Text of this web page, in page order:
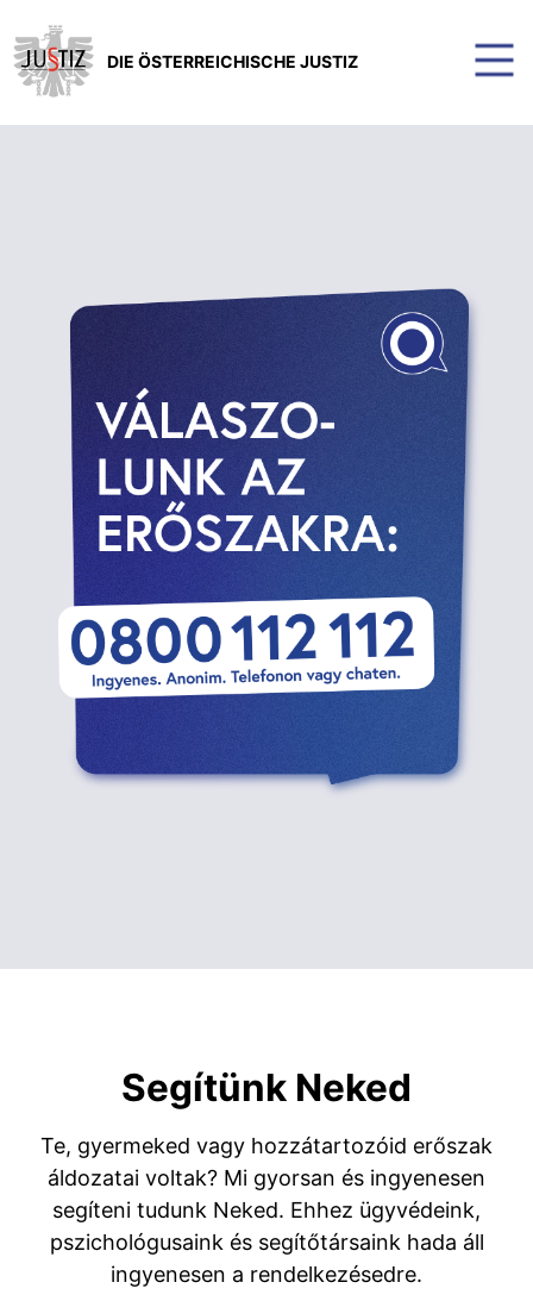
DIE ÖSTERREICHISCHE JUSTIZ
Segítünk Neked
Te, gyermeked vagy hozzátartozóid erőszak
áldozatai voltak? Mi gyorsan és ingyenesen
segíteni tudunk Neked. Ehhez ügyvédeink,
pszichológusaink és segítőtársaink hada áll
ingyenesen a rendelkezésedre.